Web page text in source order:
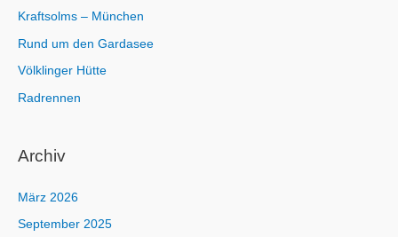
Kraftsolms – München
Rund um den Gardasee
Völklinger Hütte
Radrennen
Archiv
März 2026
September 2025